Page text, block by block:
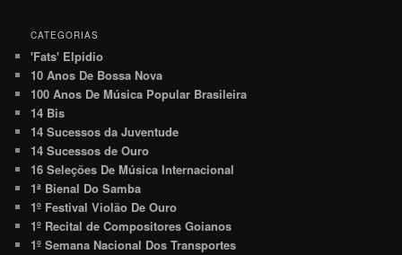
CATEGORIAS
'Fats' Elpidio
10 Anos De Bossa Nova
100 Anos De Música Popular Brasileira
14 Bis
14 Sucessos da Juventude
14 Sucessos de Ouro
16 Seleções De Música Internacional
1ª Bienal Do Samba
1º Festival Violão De Ouro
1º Recital de Compositores Goianos
1º Semana Nacional Dos Transportes